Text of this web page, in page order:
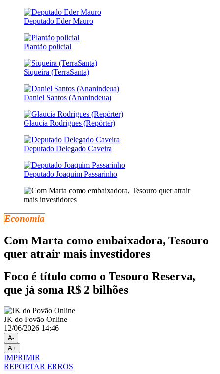
Deputado Eder Mauro
Plantão policial
Siqueira (TerraSanta)
Daniel Santos (Ananindeua)
Glaucia Rodrigues (Repórter)
Deputado Delegado Caveira
Deputado Joaquim Passarinho
Economia
Com Marta como embaixadora, Tesouro
quer atrair mais investidores
Foco é título como o Tesouro Reserva,
que já soma R$ 2 bilhões
JK do Povão Online
12/06/2026 14:46
A-
A+
IMPRIMIR
REPORTAR ERROS